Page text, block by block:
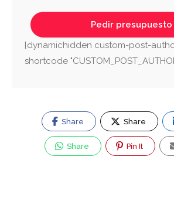
[dynamichidden custom-post-
shortcode
Share Share
Share Pin It